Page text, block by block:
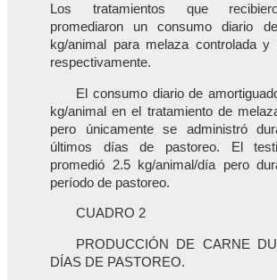
Los tratamientos que
promediaron un consumo diario
kg/animal para melaza controlada y
respectivamente.
El consumo diario de
kg/animal en el tratamiento de
pero únicamente se administró
últimos días de pastoreo. El
promedió 2.5 kg/animal/día pero
período de pastoreo.
CUADRO 2
PRODUCCIÓN DE CARNE
DÍAS DE PASTOREO.